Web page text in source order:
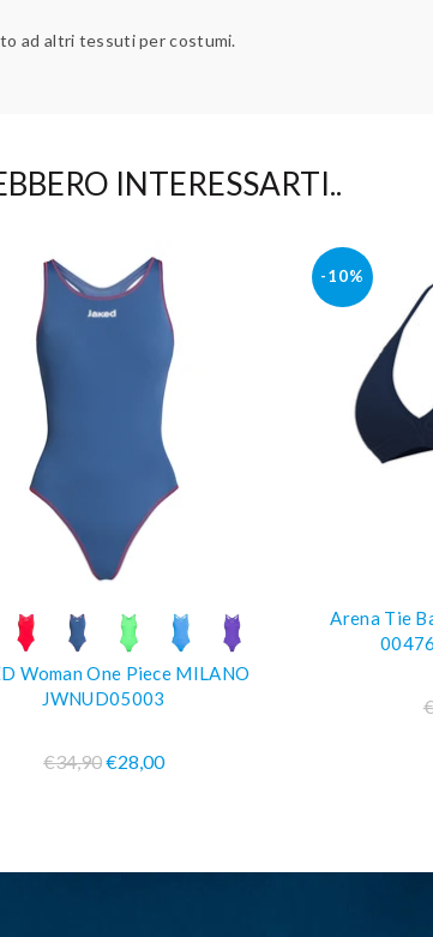
ad altri tessuti per costumi.
INTERESSARTI..
COMPRA SUBITO
Woman One Piece MILANO
JWNUD05003
€34,90€28,00
-10%
Arena Tie